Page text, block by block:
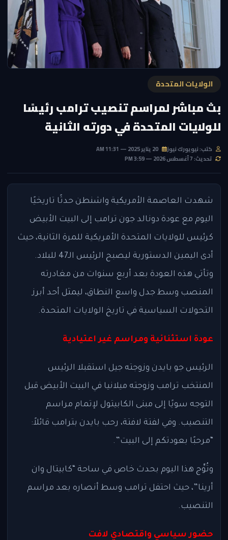
الولايات المتحدة
بث مباشر لمراسم تنصيب ترامب رئيسًا
للولايات المتحدة في دورته الثانية
كتب: نيويورك نيوز
تحديث: 7 أغسطس 2026 — 3:59 PM
شهدت العاصمة الأمريكية واشنطن حدثًا تاريخيًا
اليوم مع عودة دونالد جون ترامب إلى البيت الأبيض
كرئيس للولايات المتحدة الأمريكية للمرة الثانية، حيث
أدى اليمين الدستورية ليصبح الرئيس الـ47 للبلاد.
وتأتي هذه العودة بعد أربع سنوات من مغادرته
المنصب وسط جدل واسع النطاق، ليمثل أحد أبرز
التحولات السياسية في تاريخ الولايات المتحدة.
عودة استثنائية ومراسم غير اعتيادية
الرئيس جو بايدن وزوجته جيل استقبلا الرئيس
المنتخب ترامب وزوجته ميلانيا في البيت الأبيض قبل
التوجه سويًا إلى مبنى الكابيتول لإتمام مراسم
التنصيب. وفي لفتة لافتة، رحب بايدن بترامب قائلاً:
“مرحبًا بعودتكم إلى البيت”.
وتُوِّج هذا اليوم بحدث خاص في ساحة “كابيتال وان
أرينا”، حيث احتفل ترامب وسط أنصاره بعد مراسم
التنصيب.
حضور سياسي واقتصادي لافت